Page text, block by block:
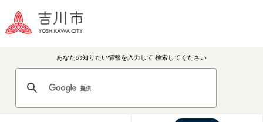
あなたの知りたい情報を入力して 検索してください